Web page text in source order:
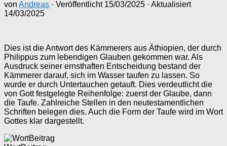
von Andreas · Veröffentlicht 15/03/2025 · Aktualisiert
14/03/2025
Dies ist die Antwort des Kämmerers aus Äthiopien, der durch
Philippus zum lebendigen Glauben gekommen war. Als
Ausdruck seiner ernsthaften Entscheidung bestand der
Kämmerer darauf, sich im Wasser taufen zu lassen. So
wurde er durch Untertauchen getauft. Dies verdeutlicht die
von Gott festgelegte Reihenfolge: zuerst der Glaube, dann
die Taufe. Zahlreiche Stellen in den neutestamentlichen
Schriften belegen dies. Auch die Form der Taufe wird im Wort
Gottes klar dargestellt.